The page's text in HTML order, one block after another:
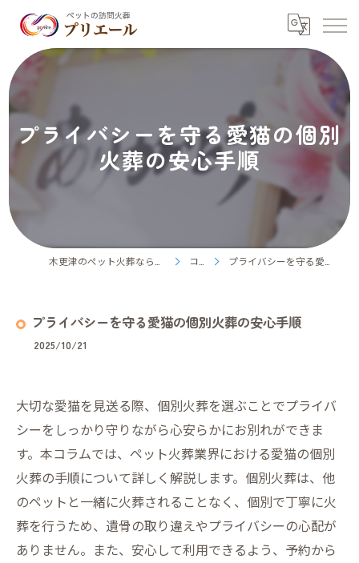
プライバシーを守る愛猫の個別
火葬の安心手順
コラム プライバシーを守る愛猫の個別火葬の安心手順
プライバシーを守る愛猫の個別火葬の安心手順
2025/10/21
大切な愛猫を見送る際、個別火葬を選ぶことでプライバ
シーをしっかり守りながら心安らかにお別れができま
す。本コラムでは、ペット火葬業界における愛猫の個別
火葬の手順について詳しく解説します。個別火葬は、他
のペットと一緒に火葬されることなく、個別で丁寧に火
葬を行うため、遺骨の取り違えやプライバシーの心配が
ありません。また、安心して利用できるよう、予約から